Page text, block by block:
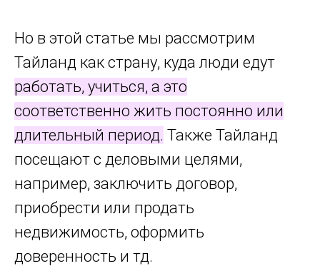
Но в этой статье мы рассмотрим
Тайланд как страну, куда люди едут
работать, учиться, а это
соответственно жить постоянно или
длительный период. Также Тайланд
посещают с деловыми целями,
например, заключить договор,
приобрести или продать
недвижимость, оформить
доверенность и тд.